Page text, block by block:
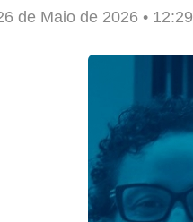
de Maio de 2026 • 12:29